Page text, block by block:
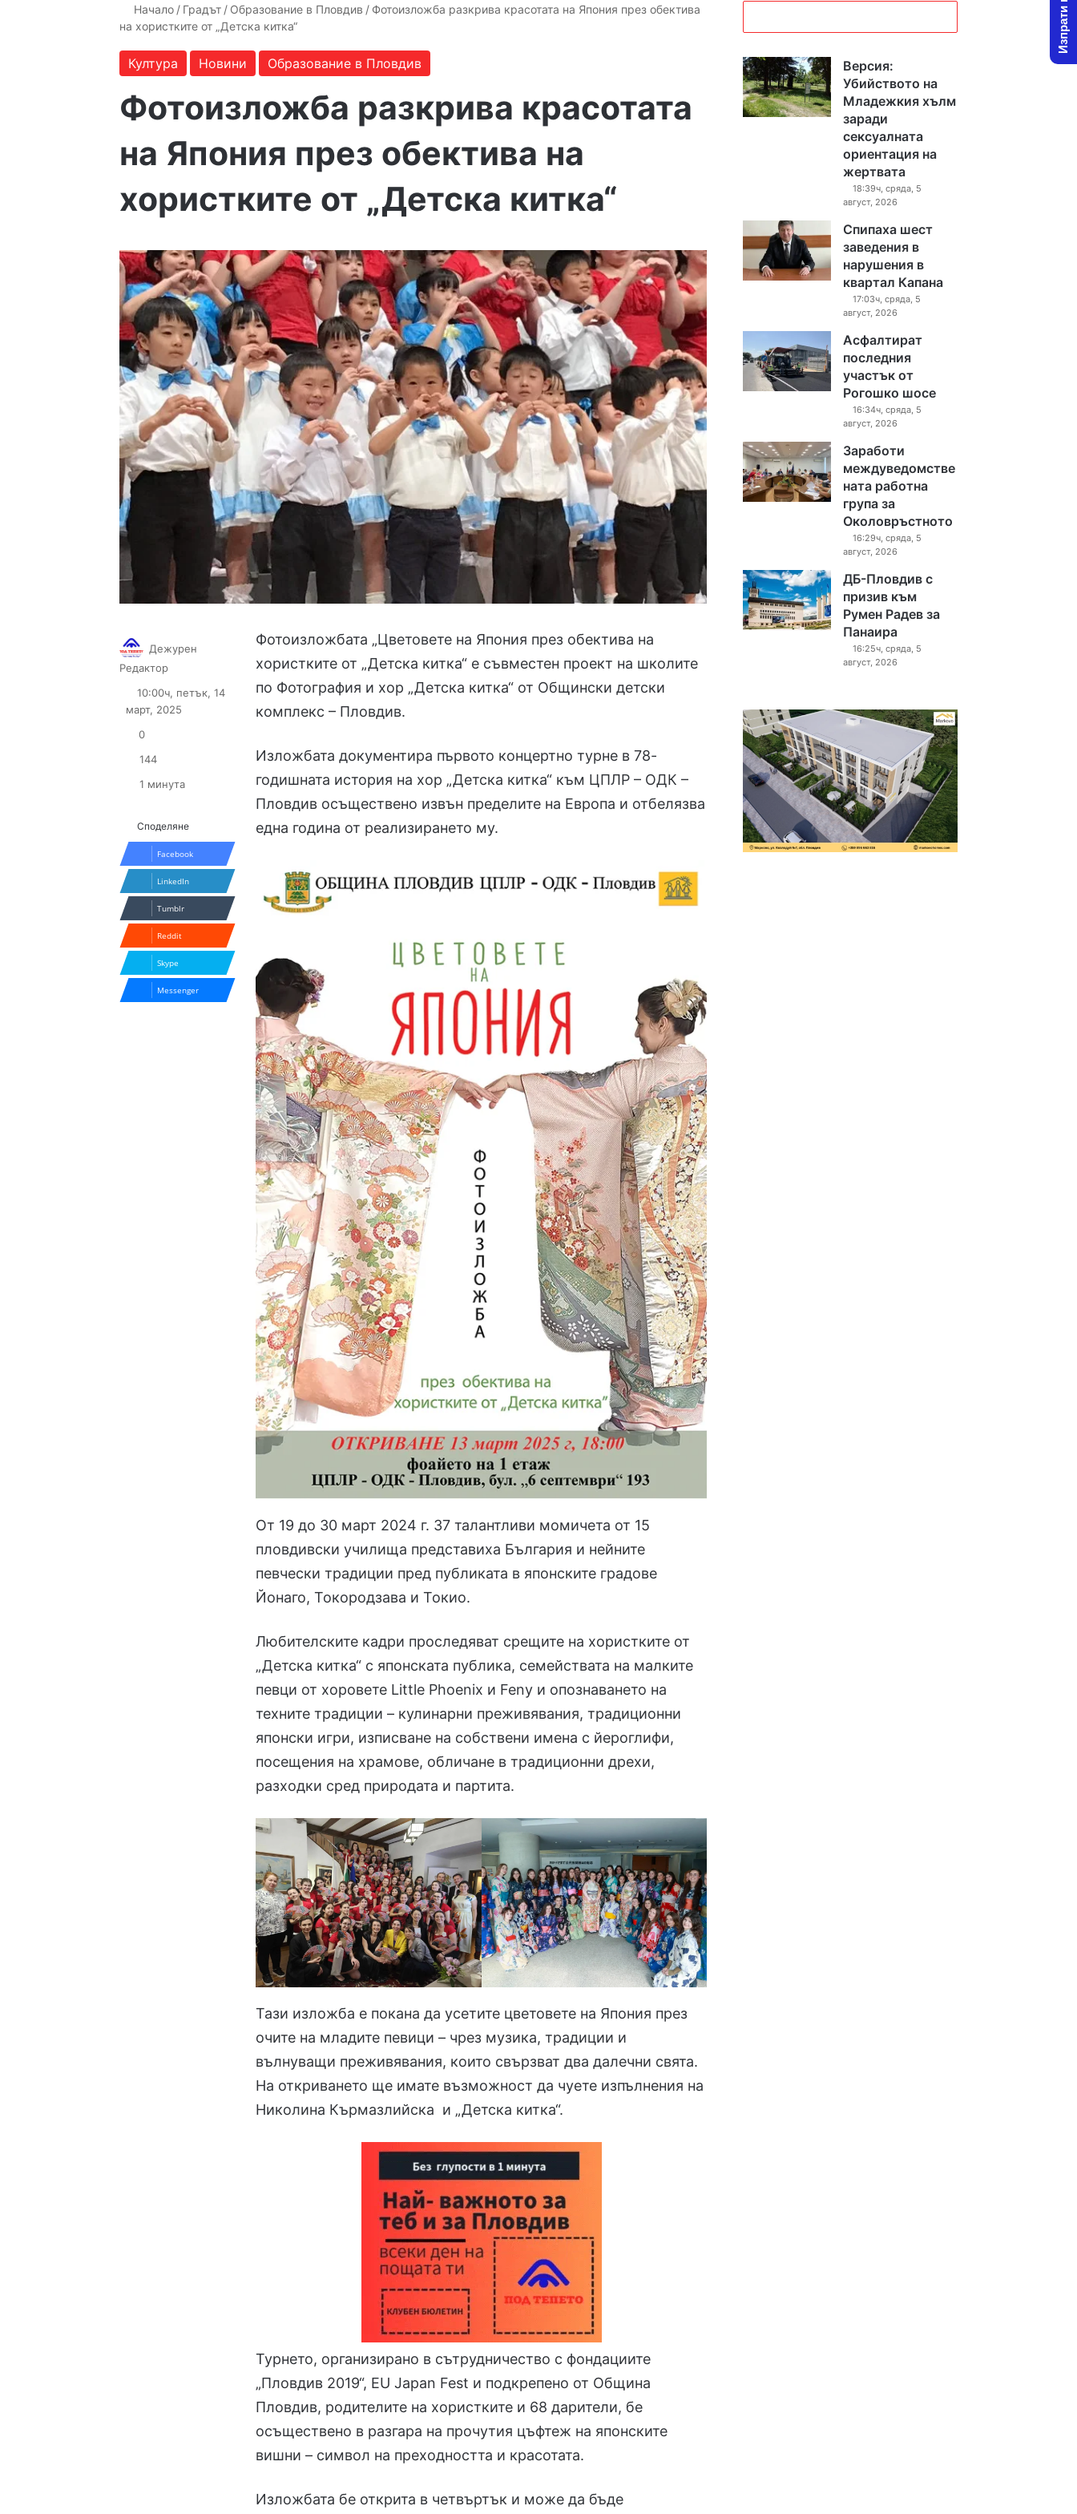
Начало / Градът / Образование в Пловдив / Фотоизложба разкрива красотата на Япония през обектива
на хористките от „Детска китка“
Култура Новини Образование в Пловдив
Фотоизложба разкрива красотата
на Япония през обектива на
хористките от „Детска китка“
Фотоизложбата „Цветовете на Япония през обектива на
хористките от „Детска китка“ е съвместен проект на школите
по Фотография и хор „Детска китка“ от Общински детски
комплекс – Пловдив.
Изложбата документира първото концертно турне в 78-
годишната история на хор „Детска китка“ към ЦПЛР – ОДК –
Пловдив осъществено извън пределите на Европа и отбелязва
една година от реализирането му.
От 19 до 30 март 2024 г. 37 талантливи момичета от 15
пловдивски училища представиха България и нейните
певчески традиции пред публиката в японските градове
Йонаго, Токородзава и Токио.
Любителските кадри проследяват срещите на хористките от
„Детска китка“ с японската публика, семействата на малките
певци от хоровете Little Phoenix и Feny и опознаването на
техните традиции – кулинарни преживявания, традиционни
японски игри, изписване на собствени имена с йероглифи,
посещения на храмове, обличане в традиционни дрехи,
разходки сред природата и партита.
Тази изложба е покана да усетите цветовете на Япония през
очите на младите певици – чрез музика, традиции и
вълнуващи преживявания, които свързват два далечни свята.
На откриването ще имате възможност да чуете изпълнения на
Николина Кърмазлийска и „Детска китка“.
Турнето, организирано в сътрудничество с фондациите
„Пловдив 2019“, EU Japan Fest и подкрепено от Община
Пловдив, родителите на хористките и 68 дарители, бе
осъществено в разгара на прочутия цъфтеж на японските
вишни – символ на преходността и красотата.
Изложбата бе открита в четвъртък и може да бъде
Дежурен
Редактор
X
email
10:00ч, петък, 14
март, 2025
0
144
1 минута
Споделяне
Facebook
LinkedIn
Tumblr
Reddit
Skype
Messenger
Версия:
Убийството на
Младежкия хълм
заради
сексуалната
ориентация на
жертвата
18:39ч, сряда, 5
август, 2026
Спипаха шест
заведения в
нарушения в
квартал Капана
17:03ч, сряда, 5
август, 2026
Асфалтират
последния
участък от
Рогошко шосе
16:34ч, сряда, 5
август, 2026
Заработи
междуведомстве
ната работна
група за
Околовръстното
16:29ч, сряда, 5
август, 2026
ДБ-Пловдив с
призив към
Румен Радев за
Панаира
16:25ч, сряда, 5
август, 2026